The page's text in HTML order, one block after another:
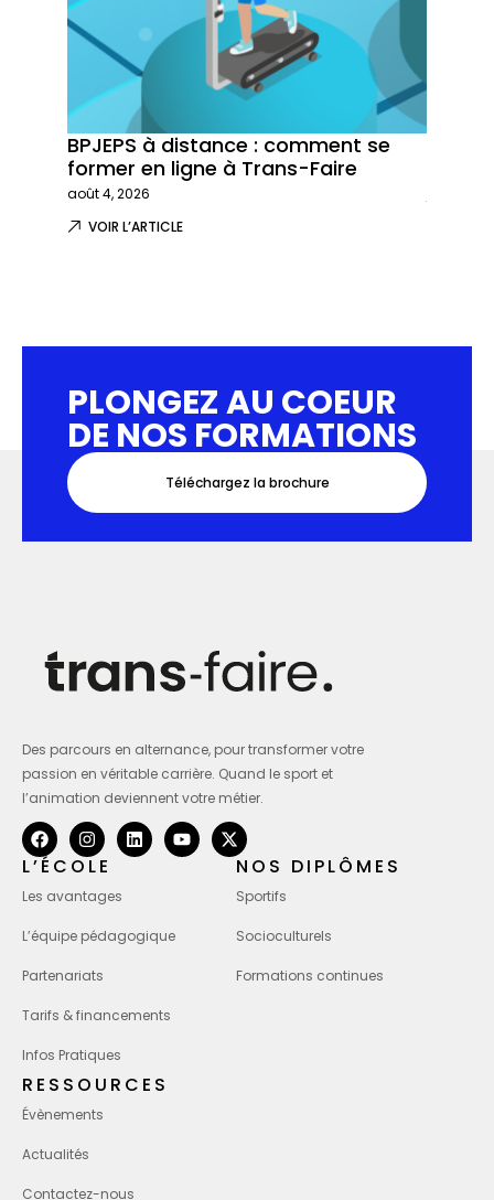
BPJEPS à distance : comment se
former en ligne à Trans-Faire
août 4, 2026
VOIR L’ARTICLE
PLONGEZ AU COEUR
DE NOS FORMATIONS
Téléchargez la brochure
Des parcours en alternance, pour transformer votre
passion en véritable carrière. Quand le sport et
l’animation deviennent votre métier.
L’ÉCOLE
Les avantages
L’équipe pédagogique
Partenariats
Tarifs & financements
Infos Pratiques
NOS DIPLÔMES
Sportifs
Socioculturels
Formations continues
RESSOURCES
Évènements
Actualités
Contactez-nous